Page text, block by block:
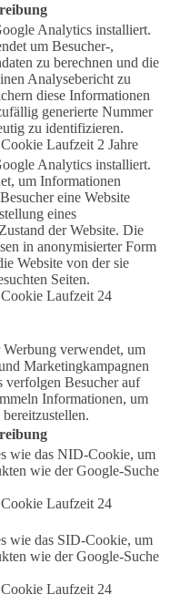
Analytics installiert.
um Besucher-,
zu berechnen und die
Analysebericht zu
diese Informationen
generierte Nummer
zu identifizieren.
Cookie Laufzeit 2 Jahre
Analytics installiert.
um Informationen
eine Website
eines
der Website. Die
in anonymisierter Form
Website von der sie
Seiten.
Cookie Laufzeit 24
verwendet, um
Marketingkampagnen
verfolgen Besucher auf
Informationen, um
wie das NID-Cookie, um
wie der Google-Suche
Cookie Laufzeit 24
wie das SID-Cookie, um
wie der Google-Suche
Cookie Laufzeit 24